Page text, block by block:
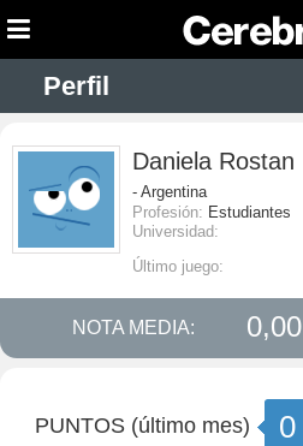
Perfil
Daniela Rostan
- Argentina
Profesión: Estudiantes
Universidad:
Último juego:
NOTA MEDIA: 0,00
PUNTOS (último mes) 0